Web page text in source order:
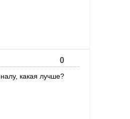
0
какая лучше?